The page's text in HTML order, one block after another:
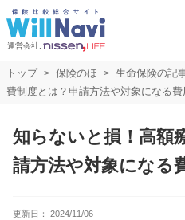
運営会社:
トップ 保険のほ 生命保険の記
費制度とは？申請方法や対象になる費
知らないと損！高額
請方法や対象になる
更新日： 2024/11/06